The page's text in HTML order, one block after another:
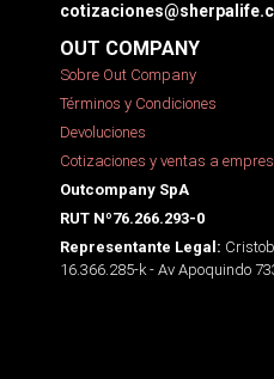
cotizaciones@sherpalife.cl
OUT COMPANY
Sobre Out Company
Términos y Condiciones
Devoluciones
Cotizaciones y ventas a
Outcompany SpA
RUT Nº76.266.293-0
Representante Legal:
16.366.285-k - Av Apoquindo